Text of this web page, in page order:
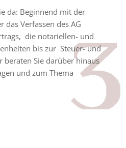
da: Beginnend mit der
das Verfassen des AG
die notariellen- und
bis zur Steuer- und
beraten Sie darüber hinaus
und zum Thema